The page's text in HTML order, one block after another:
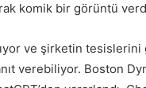
komik bir görüntü
ve şirketin
verebiliyor. Boston